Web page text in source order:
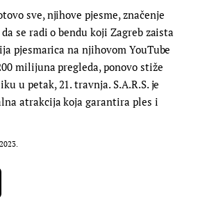
sve, njihove pjesme, značenje
se radi o bendu koji Zagreb zaista
pjesmarica na njihovom YouTube
milijuna pregleda, ponovo stiže
u petak, 21. travnja. S.A.R.S. je
atrakcija koja garantira ples i